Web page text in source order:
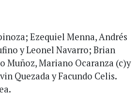
Ezequiel Menna, Andrés
y Leonel Navarro; Brian
Muñoz, Mariano Ocaranza (c)y
Quezada y Facundo Celis.